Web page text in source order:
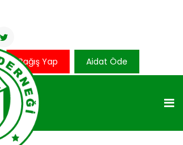
Bağış Yap Aidat Öde